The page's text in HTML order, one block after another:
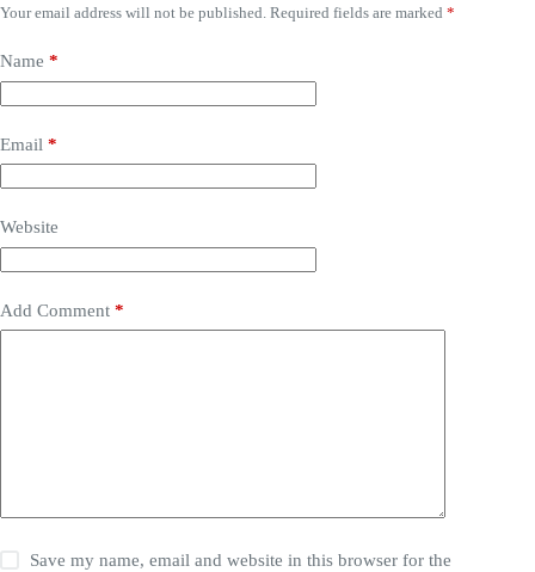
Your email address will not be published. Required fields are marked *
Name *
Email *
Website
Add Comment *
Save my name, email and website in this browser for the